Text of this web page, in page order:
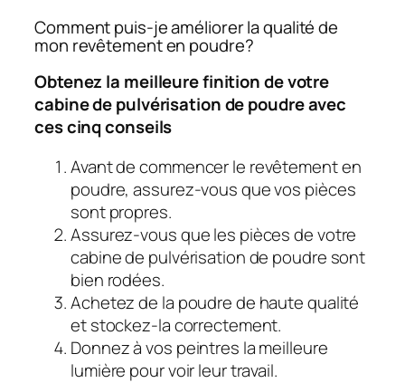
Comment puis-je améliorer la qualité de
mon revêtement en poudre?
Obtenez la meilleure finition de votre
cabine de pulvérisation de poudre avec
ces cinq conseils
Avant de commencer le revêtement en
poudre, assurez-vous que vos pièces
sont propres.
Assurez-vous que les pièces de votre
cabine de pulvérisation de poudre sont
bien rodées.
Achetez de la poudre de haute qualité
et stockez-la correctement.
Donnez à vos peintres la meilleure
lumière pour voir leur travail.